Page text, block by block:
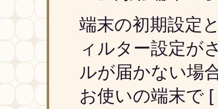
端末の初期設定
ィルター設定が
ルが届かない場
お使いの端末で